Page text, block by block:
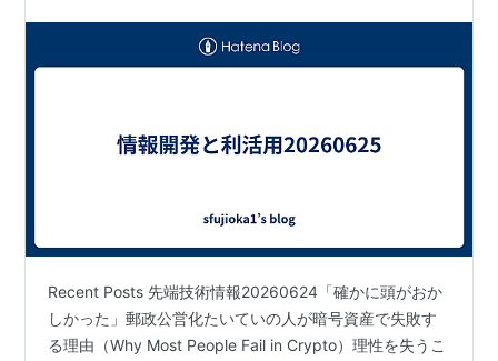
Recent Posts 先端技術情報20260624「確かに頭がおか
しかった」郵政公営化たいていの人が暗号資産で失敗す
る理由（Why Most People Fail in Crypto）理性を失うこ